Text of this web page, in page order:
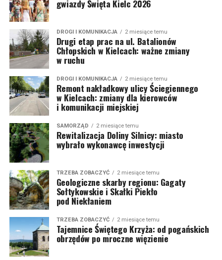
gwiazdy Święta Kielc 2026
DROGI I KOMUNIKACJA 2 miesiące temu
Drugi etap prac na ul. Batalionów
Chłopskich w Kielcach: ważne zmiany
w ruchu
DROGI I KOMUNIKACJA 2 miesiące temu
Remont nakładkowy ulicy Ściegiennego
w Kielcach: zmiany dla kierowców
i komunikacji miejskiej
SAMORZĄD 2 miesiące temu
Rewitalizacja Doliny Silnicy: miasto
wybrało wykonawcę inwestycji
TRZEBA ZOBACZYĆ 2 miesiące temu
Geologiczne skarby regionu: Gagaty
Sołtykowskie i Skałki Piekło
pod Niekłaniem
TRZEBA ZOBACZYĆ 2 miesiące temu
Tajemnice Świętego Krzyża: od pogańskich
obrzędów po mroczne więzienie